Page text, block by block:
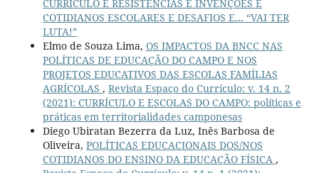
CURRÍCULO E RESISTÊNCIAS E INVENÇÕES E
COTIDIANOS ESCOLARES E DESAFIOS E... “VAI TER
LUTA!”
Elmo de Souza Lima, OS IMPACTOS DA BNCC NAS
POLÍTICAS DE EDUCAÇÃO DO CAMPO E NOS
PROJETOS EDUCATIVOS DAS ESCOLAS FAMÍLIAS
AGRÍCOLAS , Revista Espaço do Currículo: v. 14 n. 2
(2021): CURRÍCULO E ESCOLAS DO CAMPO: políticas e
práticas em territorialidades camponesas
Diego Ubiratan Bezerra da Luz, Inês Barbosa de
Oliveira, POLÍTICAS EDUCACIONAIS DOS/NOS
COTIDIANOS DO ENSINO DA EDUCAÇÃO FÍSICA ,